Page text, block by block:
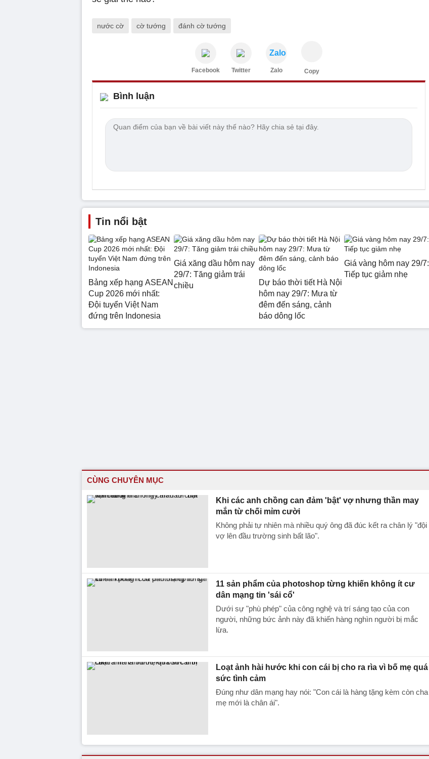
nước cờ cờ tướng đánh cờ tướng
Facebook Twitter
Zalo
Zalo Copy
Bình luận
Tin nổi bật
Bảng xếp hạng ASEAN
Cup 2026 mới nhất:
Đội tuyển Việt Nam
đứng trên Indonesia
Giá xăng dầu hôm nay
29/7: Tăng giảm trái
chiều
Dự báo thời tiết Hà Nội
hôm nay 29/7: Mưa từ
đêm đến sáng, cảnh
báo dông lốc
Giá vàng hôm nay 29/7:
Tiếp tục giảm nhẹ
CÙNG CHUYÊN MỤC
Khi các anh chồng can đảm 'bật' vợ nhưng thần may
mắn từ chối mỉm cười
Không phải tự nhiên mà nhiều quý ông đã đúc kết ra chân lý "đội
vợ lên đầu trường sinh bất lão".
11 sản phẩm của photoshop từng khiến không ít cư
dân mạng tin 'sái cổ'
Dưới sự "phù phép" của công nghệ và trí sáng tạo của con
người, những bức ảnh này đã khiến hàng nghìn người bị mắc
lừa.
Loạt ảnh hài hước khi con cái bị cho ra rìa vì bố mẹ quá
sức tình cảm
Đúng như dân mạng hay nói: "Con cái là hàng tặng kèm còn cha
mẹ mới là chân ái".